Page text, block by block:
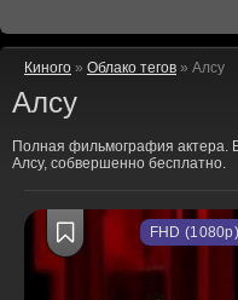
Киного » Облако тегов » Алсу
Алсу
Полная фильмография актера.
Алсу, собвершенно бесплатно.
FHD (1080p)